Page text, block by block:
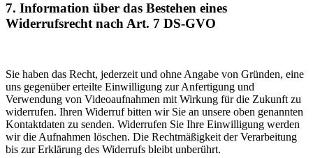
7. Information über das Bestehen eines
Widerrufsrecht nach Art. 7 DS-GVO
Sie haben das Recht, jederzeit und ohne Angabe von Gründen, eine
uns gegenüber erteilte Einwilligung zur Anfertigung und
Verwendung von Videoaufnahmen mit Wirkung für die Zukunft zu
widerrufen. Ihren Widerruf bitten wir Sie an unsere oben genannten
Kontaktdaten zu senden. Widerrufen Sie Ihre Einwilligung werden
wir die Aufnahmen löschen. Die Rechtmäßigkeit der Verarbeitung
bis zur Erklärung des Widerrufs bleibt unberührt.